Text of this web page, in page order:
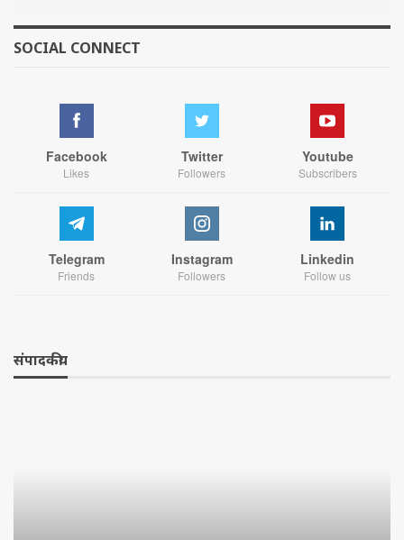
SOCIAL CONNECT
Facebook
Likes
Twitter
Followers
Youtube
Subscribers
Telegram
Friends
Instagram
Followers
Linkedin
Follow us
संपादकीय